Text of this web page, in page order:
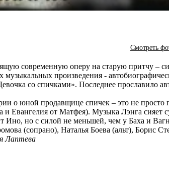
Смотреть
современную оперу на старую притчу –
музыкальных произведения -
со спичками». Последнее
о юной продавщице спичек – это не
и Евангелия от Матфея). Музыка Лэнга
Ино, но с силой не меньшей, чем у Баха и
(сопрано), Наталья Боева (альт), Борис
Лаптева